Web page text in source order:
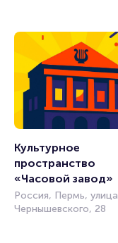
Культурное
пространство
«Часовой завод»
Россия, Пермь, улица
Чернышевского, 28